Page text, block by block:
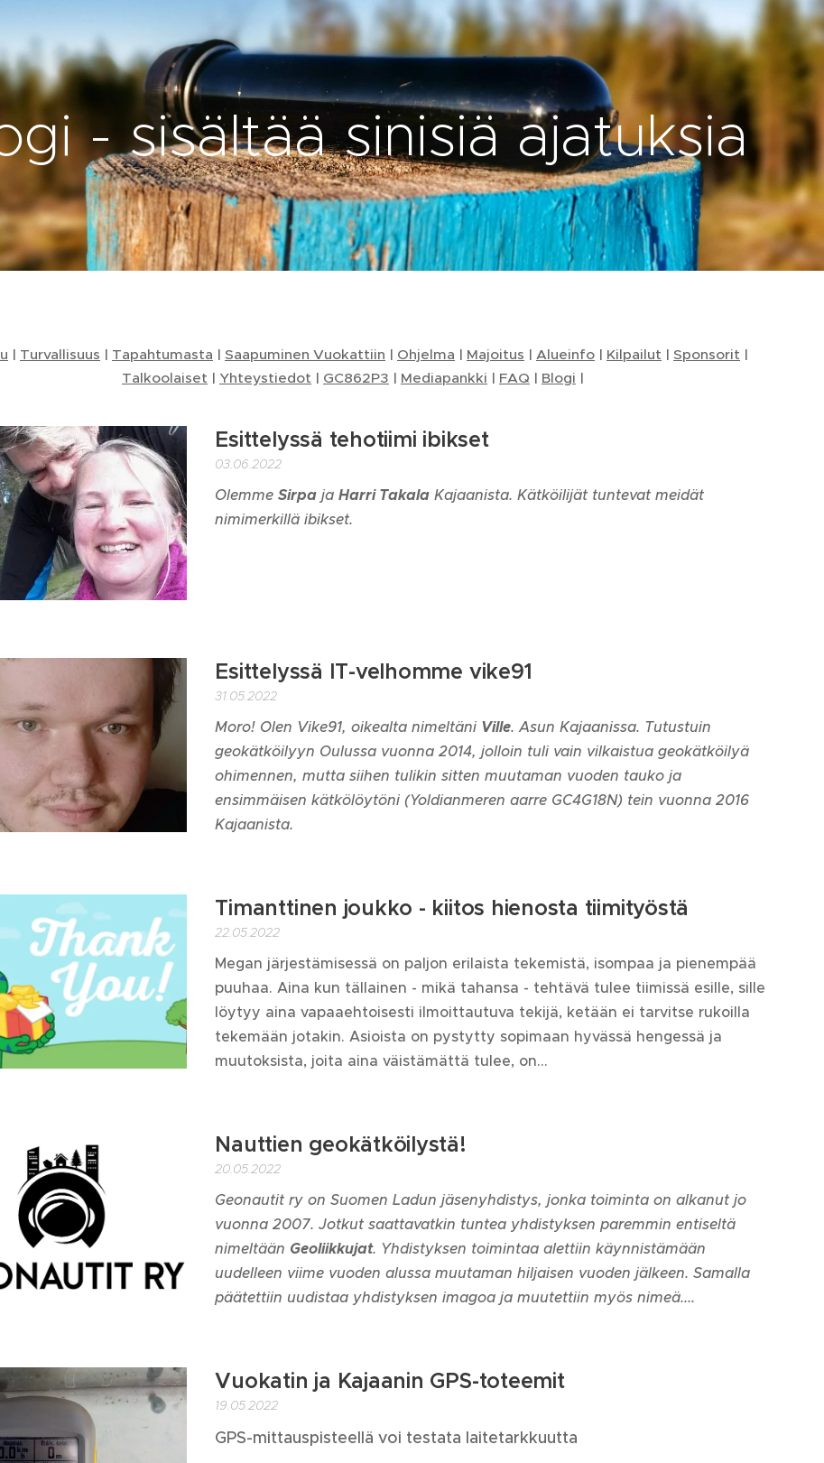
- sisältää sinisiä ajatuksia
| Turvallisuus | Tapahtumasta | Saapuminen Vuokattiin | Ohjelma | Majoitus | Alueinfo | Kilpailut | Sponsorit |
Talkoolaiset | Yhteystiedot | GC862P3 | Mediapankki | FAQ | Blogi |
Esittelyssä tehotiimi ibikset
03.06.2022
OlemmeSirpa jaHarri Takala Kajaanista. Kätköilijät tuntevat meidät
nimimerkillä ibikset.
Esittelyssä IT-velhomme vike91
31.05.2022
Moro! Olen Vike91, oikealta nimeltäni Ville. Asun Kajaanissa. Tutustuin
geokätköilyyn Oulussa vuonna 2014, jolloin tuli vain vilkaistua geokätköilyä
ohimennen, mutta siihen tulikin sitten muutaman vuoden tauko ja
ensimmäisen kätkölöytöni (Yoldianmeren aarre GC4G18N) tein vuonna 2016
Kajaanista.
Timanttinen joukko - kiitos hienosta tiimityöstä
22.05.2022
Megan järjestämisessä on paljon erilaista tekemistä, isompaa ja pienempää
puuhaa. Aina kun tällainen - mikä tahansa - tehtävä tulee tiimissä esille, sille
löytyy aina vapaaehtoisesti ilmoittautuva tekijä, ketään ei tarvitse rukoilla
tekemään jotakin. Asioista on pystytty sopimaan hyvässä hengessä ja
muutoksista, joita aina väistämättä tulee, on...
Nauttien geokätköilystä!
20.05.2022
Geonautit ry on Suomen Ladun jäsenyhdistys, jonka toiminta on alkanut jo
vuonna 2007. Jotkut saattavatkin tuntea yhdistyksen paremmin entiseltä
nimeltään Geoliikkujat. Yhdistyksen toimintaa alettiin käynnistämään
uudelleen viime vuoden alussa muutaman hiljaisen vuoden jälkeen. Samalla
päätettiin uudistaa yhdistyksen imagoa jamuutettiin myösnimeä....
Vuokatin ja Kajaanin GPS-toteemit
19.05.2022
GPS-mittauspisteellä voi testata laitetarkkuutta